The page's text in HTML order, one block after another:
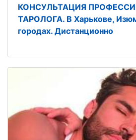
КОНСУЛЬТАЦИЯ
ТАРОЛОГА. В Харькове,
городах. Дистанционно